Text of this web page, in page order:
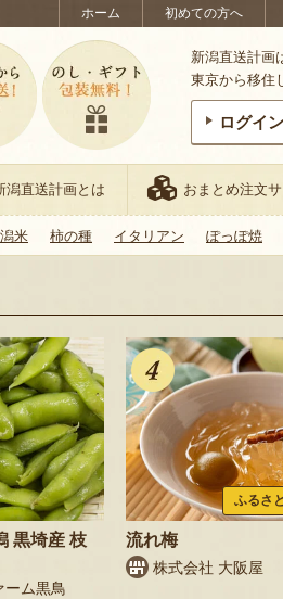
ホーム 初めての方へ
新潟直送計画
東京から移住
ログイ
潟直送計画とは おまとめ注文
米 柿の種 イタリアン ぽっぽ焼
黒埼産 枝
ーム黒鳥
ふるさ
流れ梅
株式会社 大阪屋